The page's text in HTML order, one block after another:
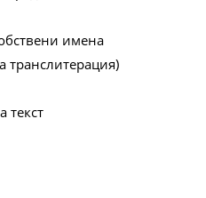
имена
транслитерация)
текст